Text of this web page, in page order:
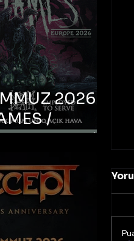
2026 –
/
DEATH /
– İstanbul,
Uniq